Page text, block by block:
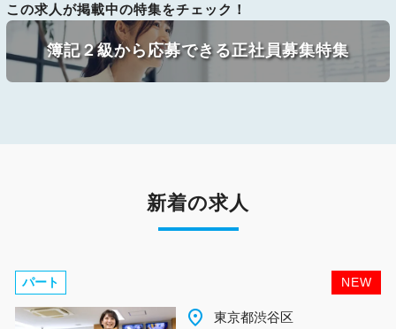
この求人が掲載中の特集をチェック！
簿記２級から応募できる正社員募集特集
新着の求人
place 千葉県柏市